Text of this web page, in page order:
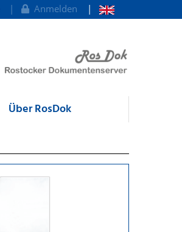
Anmelden
Über RosDok